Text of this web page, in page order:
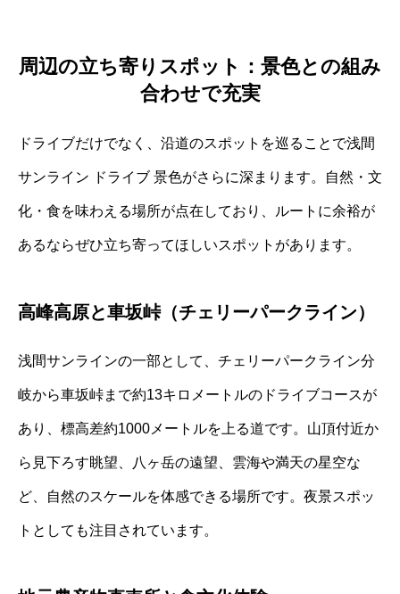
周辺の立ち寄りスポット：景色との組み
合わせで充実
ドライブだけでなく、沿道のスポットを巡ることで浅間
サンライン ドライブ 景色がさらに深まります。自然・文
化・食を味わえる場所が点在しており、ルートに余裕が
あるならぜひ立ち寄ってほしいスポットがあります。
高峰高原と車坂峠（チェリーパークライン）
浅間サンラインの一部として、チェリーパークライン分
岐から車坂峠まで約13キロメートルのドライブコースが
あり、標高差約1000メートルを上る道です。山頂付近か
ら見下ろす眺望、八ヶ岳の遠望、雲海や満天の星空な
ど、自然のスケールを体感できる場所です。夜景スポッ
トとしても注目されています。